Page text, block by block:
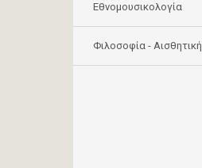
Εθνομουσικολογία
Φιλοσοφία - Αισθητική